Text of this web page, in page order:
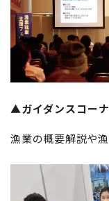
▲ガイダンスコー
漁業の概要解説や